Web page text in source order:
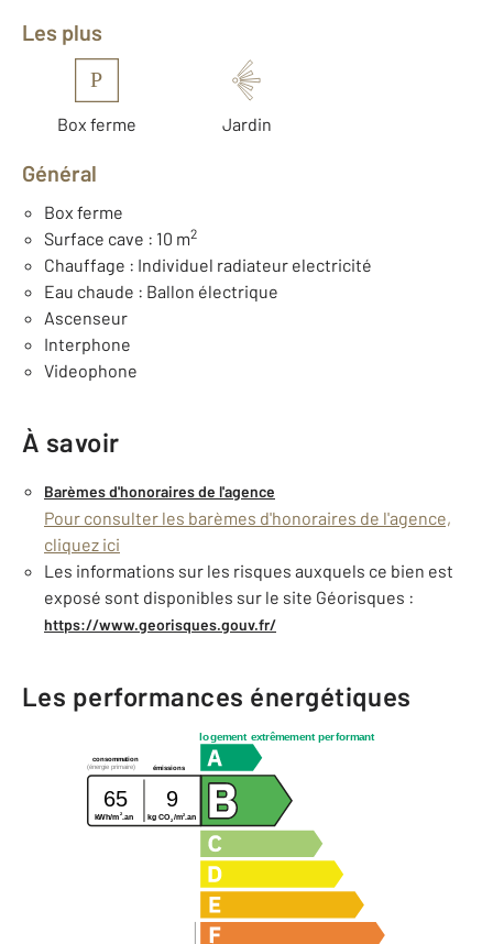
Les plus
P
Box ferme Jardin
Général
Box ferme
Surface cave : 10 m2
Chauffage : Individuel radiateur electricité
Eau chaude : Ballon électrique
Ascenseur
Interphone
Videophone
À savoir
Barèmes d'honoraires de l'agence
Pour consulter les barèmes d'honoraires de l'agence,
cliquez ici
Les informations sur les risques auxquels ce bien est
exposé sont disponibles sur le site Géorisques :
https://www.georisques.gouv.fr/
Les performances énergétiques
logement extrêmement performant
consommation
émissions
(énergie primaire)
65 9
kWh/m 2.an kg CO2/m2.an